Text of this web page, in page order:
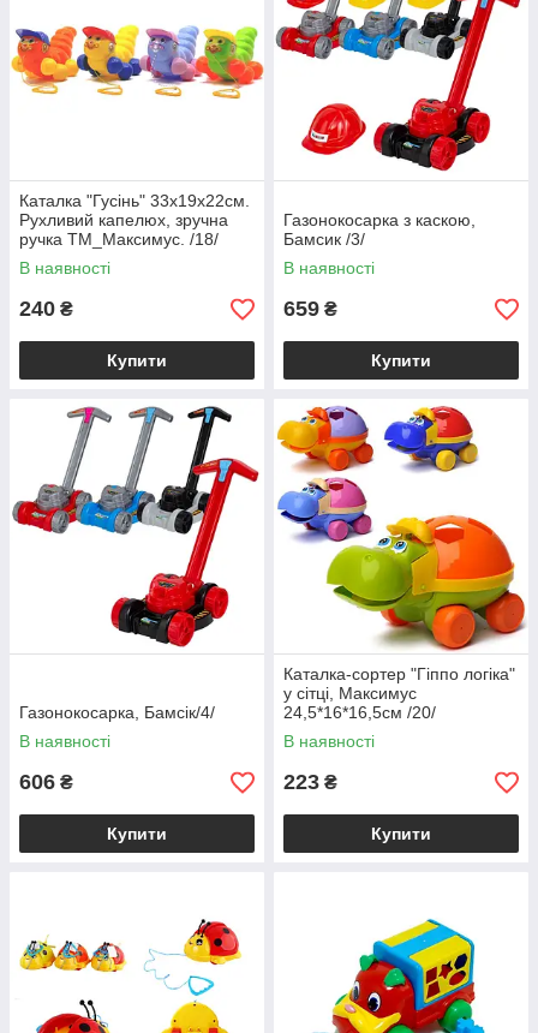
Каталка "Гусінь" 33x19x22см.
Рухливий капелюх, зручна
ручка ТМ_Максимус. /18/
В наявності
240 ₴
Купити
Газонокосарка з каскою,
Бамсик /3/
В наявності
659 ₴
Купити
Газонокосарка, Бамсік/4/
В наявності
606 ₴
Купити
Каталка-сортер "Гіппо логіка"
у сітці, Максимус
24,5*16*16,5см /20/
В наявності
223 ₴
Купити